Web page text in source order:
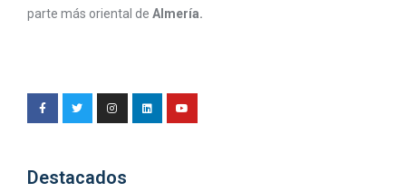
parte más oriental de Almería.
Destacados